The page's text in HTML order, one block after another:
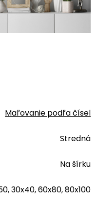
Maľovanie podľa čísel
Stredná
Na šírku
30x40, 60x80, 80x100